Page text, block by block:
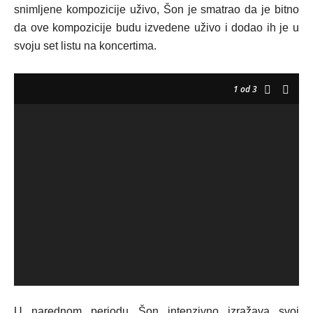
snimljene kompozicije uživo, Šon je smatrao da je bitno
da ove kompozicije budu izvedene uživo i dodao ih je u
svoju set listu na koncertima.
1 od 3